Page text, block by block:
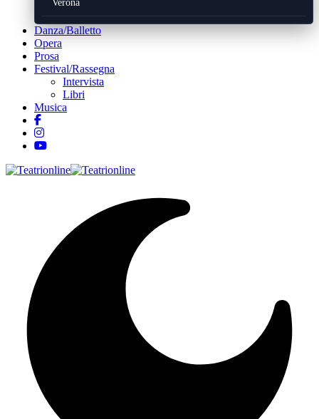
Verona
Danza/Balletto
Opera
Prosa
Festival/Rassegna
Intervista
Libri
Musica